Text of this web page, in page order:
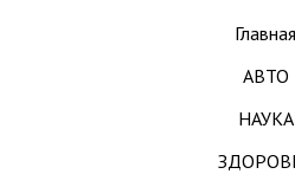
Главная
АВТО
НАУКА